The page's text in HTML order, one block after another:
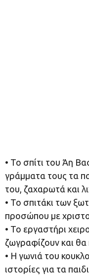
• Το σπίτι του Άη
γράμματα τους τα
του, ζαχαρωτά και
• Το σπιτάκι των
προσώπου με
• Το εργαστήρι
ζωγραφίζουν και
• Η γωνιά του
ιστορίες για τα